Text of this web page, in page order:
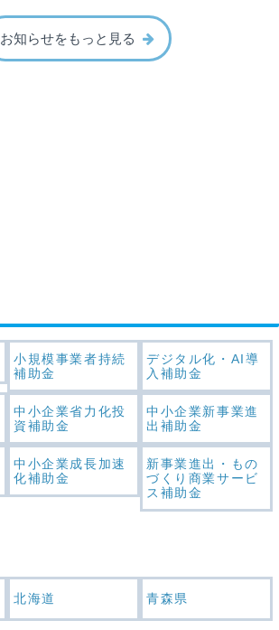
お知らせをもっと見る
小規模事業者持続
補助金
デジタル化・AI導
入補助金
中小企業省力化投
資補助金
中小企業新事業進
出補助金
中小企業成長加速
化補助金
新事業進出・もの
づくり商業サービ
ス補助金
北海道 青森県